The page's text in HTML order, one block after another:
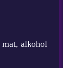
mat, alkohol